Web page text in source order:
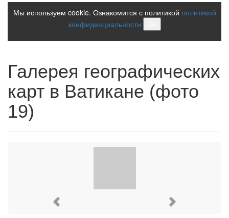
Мы используем cookie. Ознакомится с политикой политикой
конфиденциальности
Галерея географических
карт в Ватикане (фото
19)